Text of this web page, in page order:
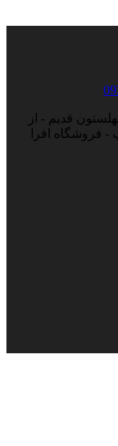
قدیم - از
فروشگاه افرا